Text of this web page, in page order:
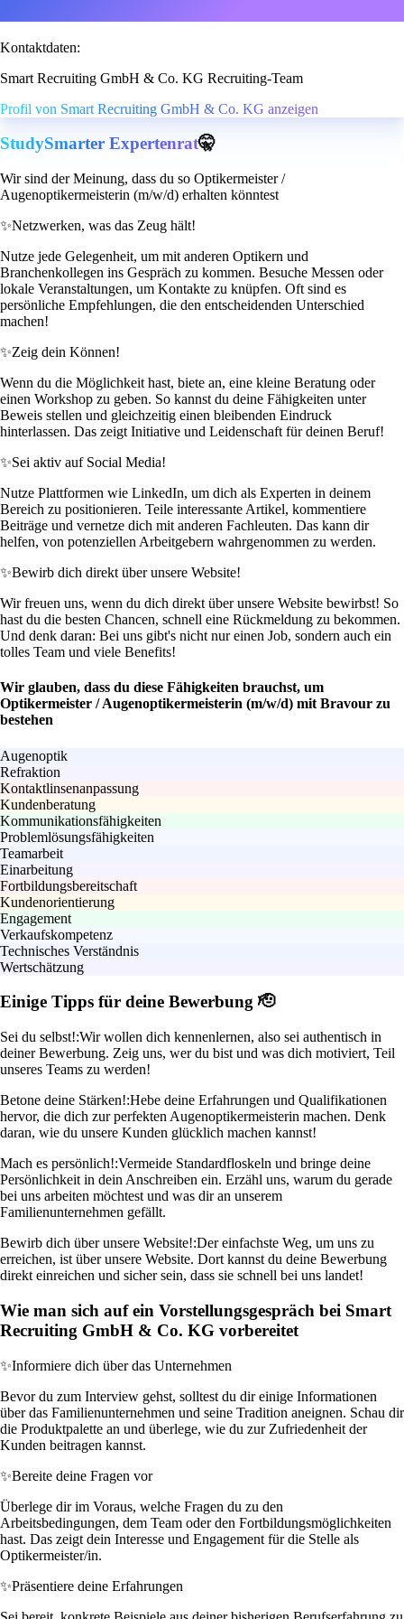
Kontaktdaten:
Smart Recruiting GmbH & Co. KG Recruiting-Team
Profil von Smart Recruiting GmbH & Co. KG anzeigen
StudySmarter Expertenrat🤫
Wir sind der Meinung, dass du so Optikermeister /
Augenoptikermeisterin (m/w/d) erhalten könntest
✨Netzwerken, was das Zeug hält!
Nutze jede Gelegenheit, um mit anderen Optikern und
Branchenkollegen ins Gespräch zu kommen. Besuche Messen oder
lokale Veranstaltungen, um Kontakte zu knüpfen. Oft sind es
persönliche Empfehlungen, die den entscheidenden Unterschied
machen!
✨Zeig dein Können!
Wenn du die Möglichkeit hast, biete an, eine kleine Beratung oder
einen Workshop zu geben. So kannst du deine Fähigkeiten unter
Beweis stellen und gleichzeitig einen bleibenden Eindruck
hinterlassen. Das zeigt Initiative und Leidenschaft für deinen Beruf!
✨Sei aktiv auf Social Media!
Nutze Plattformen wie LinkedIn, um dich als Experten in deinem
Bereich zu positionieren. Teile interessante Artikel, kommentiere
Beiträge und vernetze dich mit anderen Fachleuten. Das kann dir
helfen, von potenziellen Arbeitgebern wahrgenommen zu werden.
✨Bewirb dich direkt über unsere Website!
Wir freuen uns, wenn du dich direkt über unsere Website bewirbst! So
hast du die besten Chancen, schnell eine Rückmeldung zu bekommen.
Und denk daran: Bei uns gibt's nicht nur einen Job, sondern auch ein
tolles Team und viele Benefits!
Wir glauben, dass du diese Fähigkeiten brauchst, um
Optikermeister / Augenoptikermeisterin (m/w/d) mit Bravour zu
bestehen
Augenoptik
Refraktion
Kontaktlinsenanpassung
Kundenberatung
Kommunikationsfähigkeiten
Problemlösungsfähigkeiten
Teamarbeit
Einarbeitung
Fortbildungsbereitschaft
Kundenorientierung
Engagement
Verkaufskompetenz
Technisches Verständnis
Wertschätzung
Einige Tipps für deine Bewerbung 🫡
Sei du selbst!:Wir wollen dich kennenlernen, also sei authentisch in
deiner Bewerbung. Zeig uns, wer du bist und was dich motiviert, Teil
unseres Teams zu werden!
Betone deine Stärken!:Hebe deine Erfahrungen und Qualifikationen
hervor, die dich zur perfekten Augenoptikermeisterin machen. Denk
daran, wie du unsere Kunden glücklich machen kannst!
Mach es persönlich!:Vermeide Standardfloskeln und bringe deine
Persönlichkeit in dein Anschreiben ein. Erzähl uns, warum du gerade
bei uns arbeiten möchtest und was dir an unserem
Familienunternehmen gefällt.
Bewirb dich über unsere Website!:Der einfachste Weg, um uns zu
erreichen, ist über unsere Website. Dort kannst du deine Bewerbung
direkt einreichen und sicher sein, dass sie schnell bei uns landet!
Wie man sich auf ein Vorstellungsgespräch bei Smart
Recruiting GmbH & Co. KG vorbereitet
✨Informiere dich über das Unternehmen
Bevor du zum Interview gehst, solltest du dir einige Informationen
über das Familienunternehmen und seine Tradition aneignen. Schau dir
die Produktpalette an und überlege, wie du zur Zufriedenheit der
Kunden beitragen kannst.
✨Bereite deine Fragen vor
Überlege dir im Voraus, welche Fragen du zu den
Arbeitsbedingungen, dem Team oder den Fortbildungsmöglichkeiten
hast. Das zeigt dein Interesse und Engagement für die Stelle als
Optikermeister/in.
✨Präsentiere deine Erfahrungen